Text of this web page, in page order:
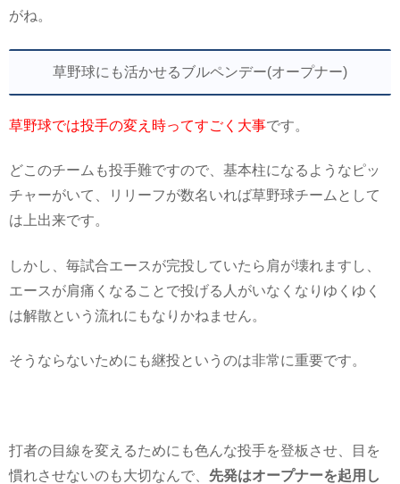
がね。
草野球にも活かせるブルペンデー(オープナー)
草野球では投手の変え時ってすごく大事です。
どこのチームも投手難ですので、基本柱になるようなピッ
チャーがいて、リリーフが数名いれば草野球チームとして
は上出来です。
しかし、毎試合エースが完投していたら肩が壊れますし、
エースが肩痛くなることで投げる人がいなくなりゆくゆく
は解散という流れにもなりかねません。
そうならないためにも継投というのは非常に重要です。
打者の目線を変えるためにも色んな投手を登板させ、目を
慣れさせないのも大切なんで、 先発はオープナーを起用し